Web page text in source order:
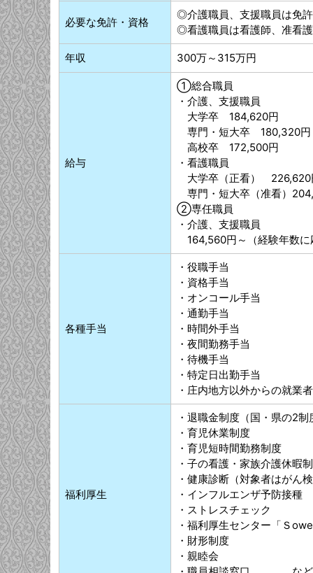
必要な免許・資格
◎介護職員、支援職員は免
◎看護職員は看護師、准看
年収 300万～315万円
給与
①総合職員
・介護、支援職員
大学卒 184,620円
専門・短大卒 180,320円
高校卒 172,500円
・看護職員
大学卒（正看） 226,620
専門・短大卒（准看）
②専任職員
・介護、支援職員
164,560円～（経験年数に
各種手当
・役職手当
・資格手当
・オンコール手当
・通勤手当
・時間外手当
・夜間勤務手当
・待機手当
・特定日出勤手当
・庄内地方以外からの就業
福利厚生
・退職金制度（国・県の2制
・育児休業制度
・育児短時間勤務制度
・子の看護・家族介護休暇
・健康診断（対象者はがん
・インフルエンザ予防接種
・ストレスチェック
・福利厚生センター「Ｓ
・財形制度
・親睦会